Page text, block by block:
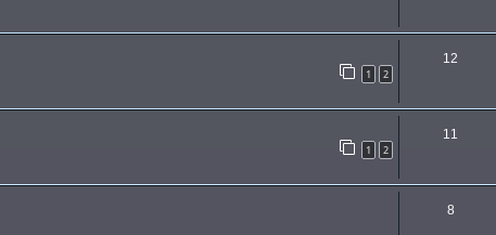
1 2
12
1 2
11
8